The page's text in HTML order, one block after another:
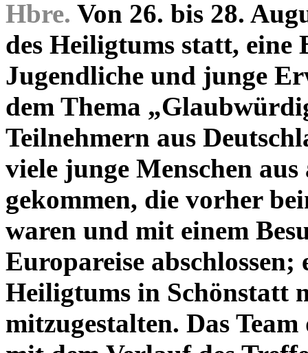
Hbre. Von 26. bis 28.
des Heiligtums statt, eine
Jugendliche und junge
dem Thema
Teilnehmern aus
viele junge Menschen
gekommen, die vorher
waren und mit einem
Europareise abschlossen;
Heiligtums in Schönstatt
mitzugestalten. Das